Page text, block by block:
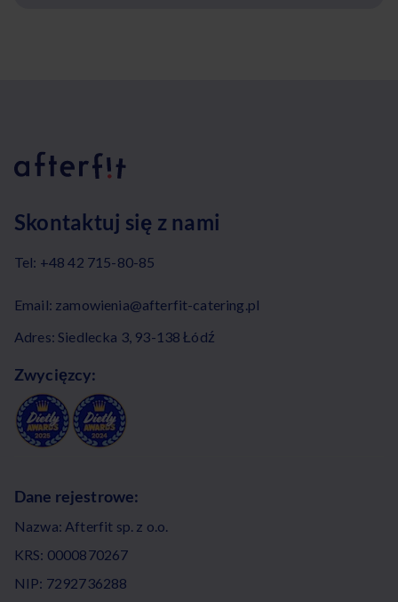
Skontaktuj się z nami
Tel: +48 42 715-80-85
Email: zamowienia@afterfit-catering.pl
Adres: Siedlecka 3, 93-138 Łódź
Zwycięzcy:
Dane rejestrowe:
Nazwa: Afterfit sp. z o.o.
KRS: 0000870267
NIP: 7292736288